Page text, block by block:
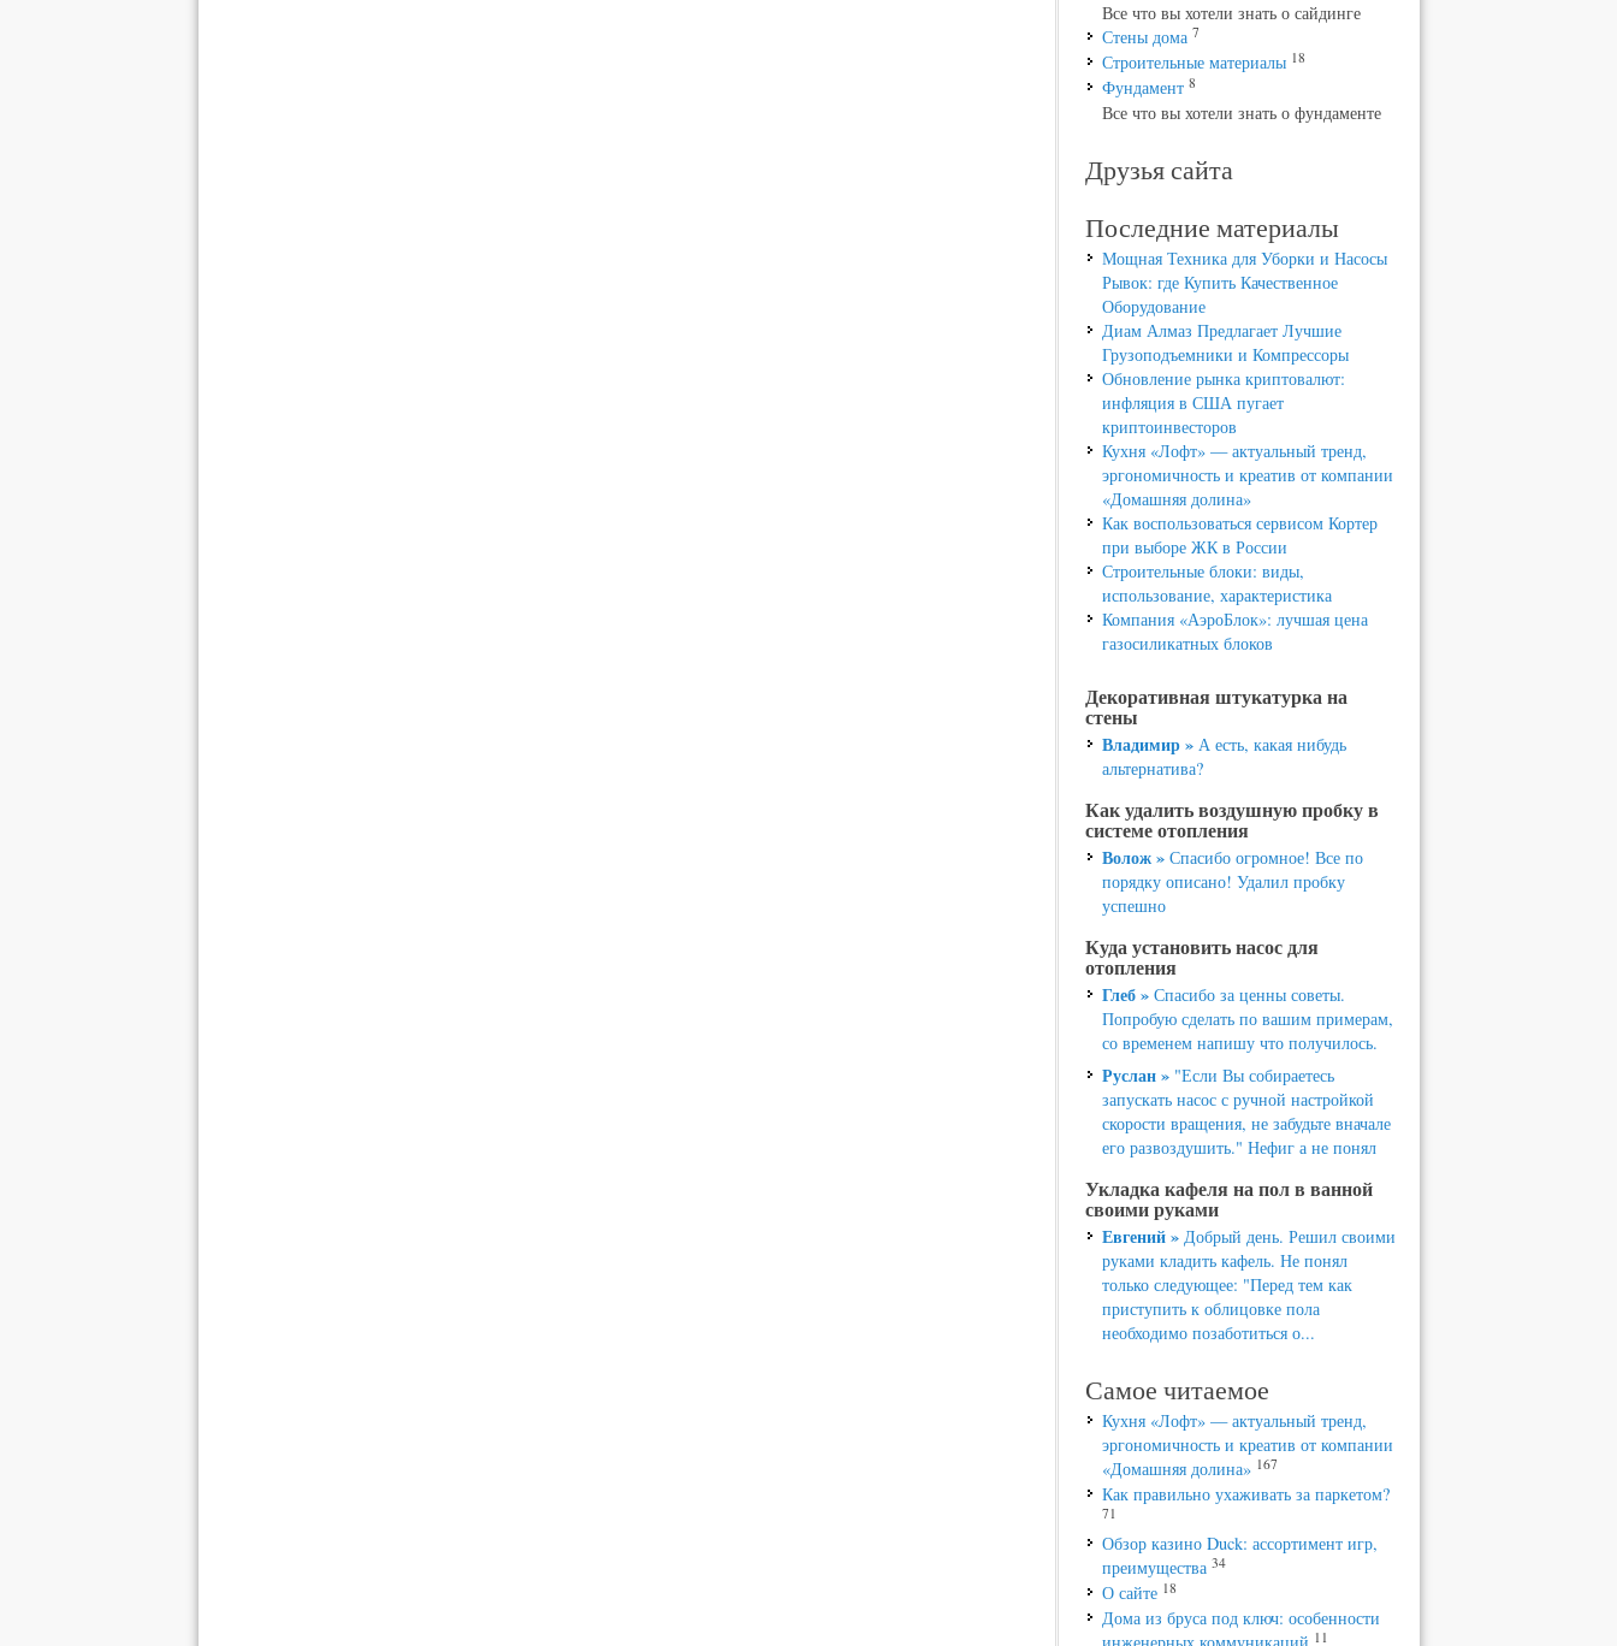
Все что вы хотели знать о сайдинге
Стены дома 7
Строительные материалы 18
Фундамент 8
Все что вы хотели знать о фундаменте
Друзья сайта
Последние материалы
Мощная Техника для Уборки и Насосы
Рывок: где Купить Качественное
Оборудование
Диам Алмаз Предлагает Лучшие
Грузоподъемники и Компрессоры
Обновление рынка криптовалют:
инфляция в США пугает
криптоинвесторов
Кухня «Лофт» — актуальный тренд,
эргономичность и креатив от компании
«Домашняя долина»
Как воспользоваться сервисом Кортер
при выборе ЖК в России
Строительные блоки: виды,
использование, характеристика
Компания «АэроБлок»: лучшая цена
газосиликатных блоков
Декоративная штукатурка на
стены
Владимир »А есть, какая нибудь
альтернатива?
Как удалить воздушную пробку в
системе отопления
Волож »Спасибо огромное! Все по
порядку описано! Удалил пробку
успешно
Куда установить насос для
отопления
Глеб »Спасибо за ценны советы.
Попробую сделать по вашим примерам,
со временем напишу что получилось.
Руслан »"Если Вы собираетесь
запускать насос с ручной настройкой
скорости вращения, не забудьте вначале
его развоздушить." Нефиг а не понял
Укладка кафеля на пол в ванной
своими руками
Евгений »Добрый день. Решил своими
руками кладить кафель. Не понял
только следующее: "Перед тем как
приступить к облицовке пола
необходимо позаботиться о...
Самое читаемое
Кухня «Лофт» — актуальный тренд,
эргономичность и креатив от компании
«Домашняя долина» 167
Как правильно ухаживать за паркетом?
71
Обзор казино Duck: ассортимент игр,
преимущества 34
О сайте 18
Дома из бруса под ключ: особенности
11